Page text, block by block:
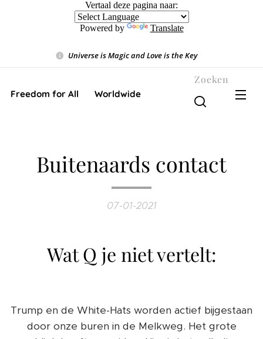
Vertaal deze pagina naar:
Powered by Translate
Universe is Magic and Love is the Key❤️
Freedom for All ❤️ Worldwide
Zoeken
Buitenaards contact
07-01-2021
Wat Q je niet vertelt:
Trump en de White-Hats worden actief bijgestaan
​​door onze buren in de Melkweg. Het grote